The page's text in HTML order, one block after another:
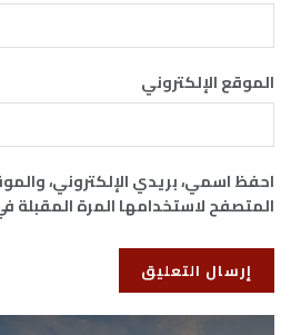
الموقع الإلكتروني
احفظ اسمي، بريدي الإلكتروني،
المتصفح لاستخدامها المرة المقبلة